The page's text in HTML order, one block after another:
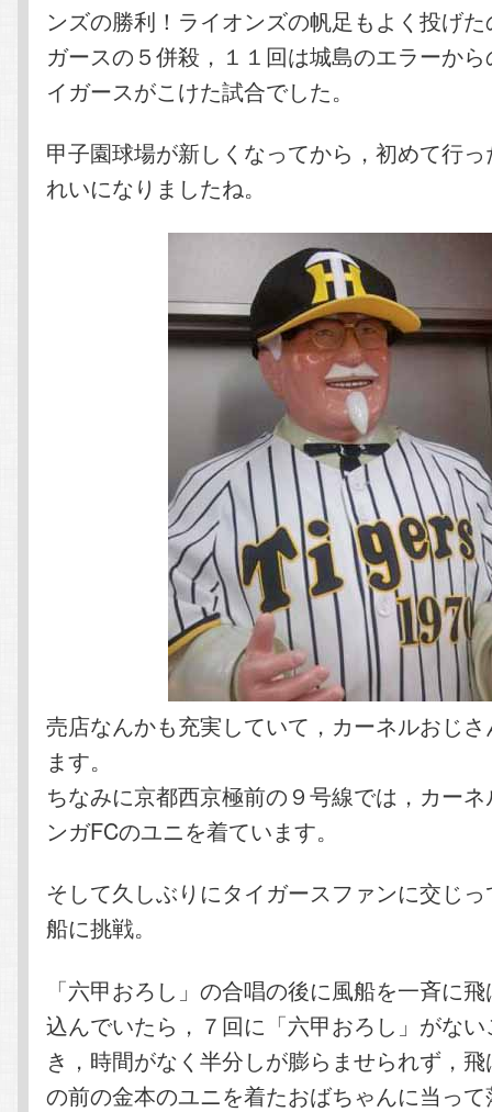
ンズの勝利！ライオンズの帆足もよく投げ
ガースの５併殺，１１回は城島のエラーか
イガースがこけた試合でした。
甲子園球場が新しくなってから，初めて行
れいになりましたね。
売店なんかも充実していて，カーネルおじ
ます。
ちなみに京都西京極前の９号線では，カー
ンガFCのユニを着ています。
そして久しぶりにタイガースファンに交じ
船に挑戦。
「六甲おろし」の合唱の後に風船を一斉に
込んでいたら，７回に「六甲おろし」がな
き，時間がなく半分しが膨らませられず，
の前の金本のユニを着たおばちゃんに当っ